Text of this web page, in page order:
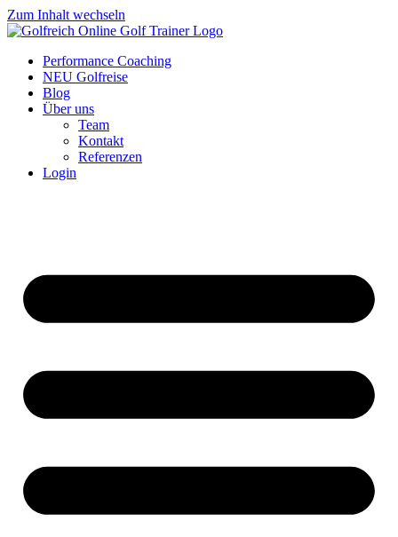
Zum Inhalt wechseln
Performance Coaching
NEU Golfreise
Blog
Über uns
Team
Kontakt
Referenzen
Login